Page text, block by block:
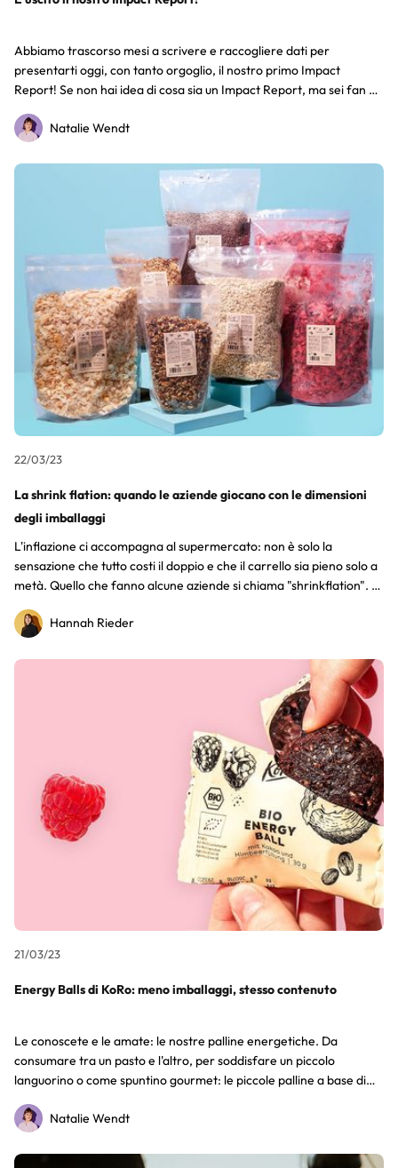
Abbiamo trascorso mesi a scrivere e raccogliere dati per
presentarti oggi, con tanto orgoglio, il nostro primo Impact
Report! Se non hai idea di cosa sia un Impact Report, ma sei fan di
questo report, in quanto nostro cliente.
Natalie Wendt
22/03/23
La shrink flation: quando le aziende giocano con le dimensioni
degli imballaggi
L'inflazione ci accompagna al supermercato: non è solo la
sensazione che tutto costi il doppio e che il carrello sia pieno solo a
metà. Quello che fanno alcune aziende si chiama "shrinkflation". Il
dimensioni.Hannah Rieder
21/03/23
Energy Balls di KoRo: meno imballaggi, stesso contenuto
Le conoscete e le amate: le nostre palline energetiche. Da
consumare tra un pasto e l'altro, per soddisfare un piccolo
languorino o come spuntino gourmet: le piccole palline a base di
o gli anacardi sono un vero e proprio classico KoRo. Come
energetiche hanno già una nuova confezione. Qui vi spieghiamo
Natalie Wendt